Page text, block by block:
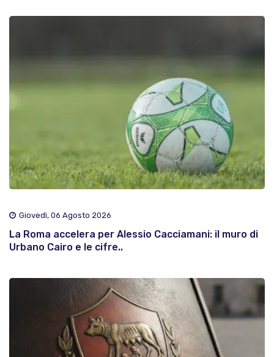
Giovedì, 06 Agosto 2026
La Roma accelera per Alessio Cacciamani: il muro di
Urbano Cairo e le cifre..